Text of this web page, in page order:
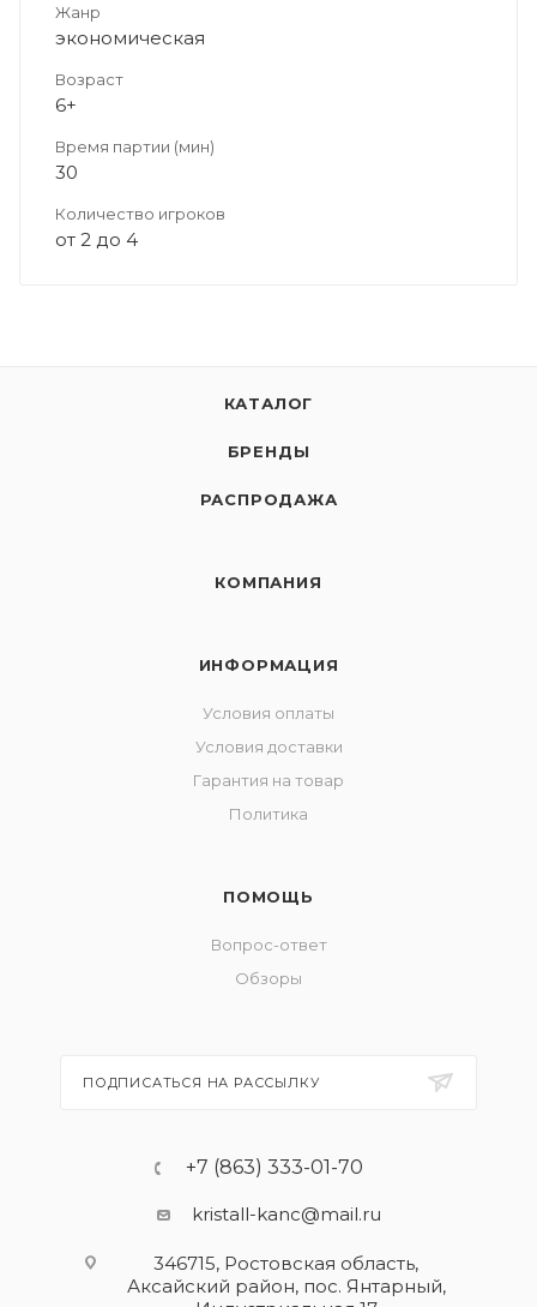
Жанр
экономическая
Возраст
6+
Время партии (мин)
30
Количество игроков
от 2 до 4
КАТАЛОГ
БРЕНДЫ
РАСПРОДАЖА
КОМПАНИЯ
ИНФОРМАЦИЯ
Условия оплаты
Условия доставки
Гарантия на товар
Политика
ПОМОЩЬ
Вопрос-ответ
Обзоры
ПОДПИСАТЬСЯ НА РАССЫЛКУ
+7 (863) 333-01-70
kristall-kanc@mail.ru
346715, Ростовская область​,
Аксайский район, пос. Янтарный,